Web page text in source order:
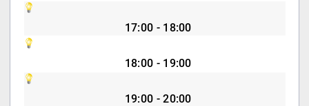
17:00 - 18:00
18:00 - 19:00
19:00 - 20:00